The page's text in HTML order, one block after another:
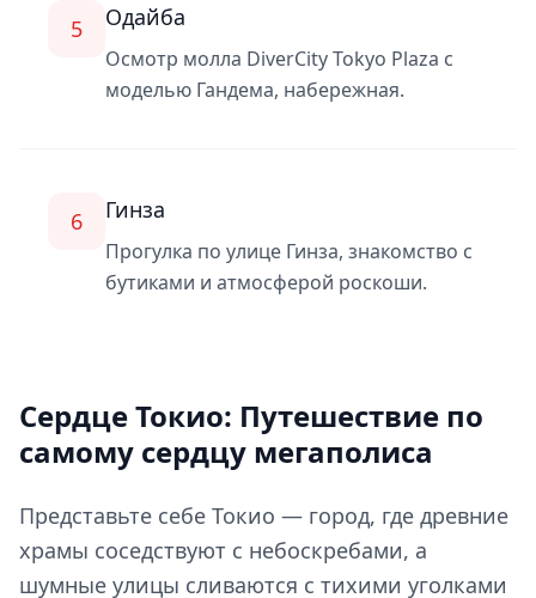
5 Одайба
Осмотр молла DiverCity Tokyo Plaza с
моделью Гандема, набережная.
6 Гинза
Прогулка по улице Гинза, знакомство с
бутиками и атмосферой роскоши.
Сердце Токио: Путешествие по
самому сердцу мегаполиса
Представьте себе Токио — город, где древние
храмы соседствуют с небоскребами, а
шумные улицы сливаются с тихими уголками